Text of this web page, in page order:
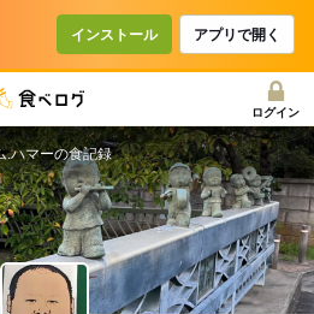
インストール アプリで開く
ログイン
.ハマーの食記録